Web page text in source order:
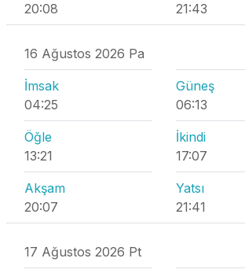
20:08
21:43
16 Ağustos 2026 Pa
İmsak
04:25
Güneş
06:13
Öğle
13:21
İkindi
17:07
Akşam
20:07
Yatsı
21:41
17 Ağustos 2026 Pt